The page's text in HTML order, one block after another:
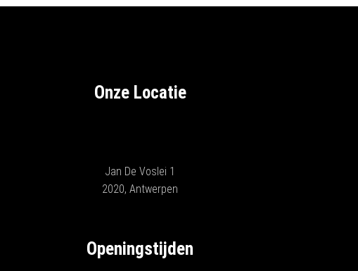
Onze Locatie
Jan De Voslei 1
2020, Antwerpen
Openingstijden